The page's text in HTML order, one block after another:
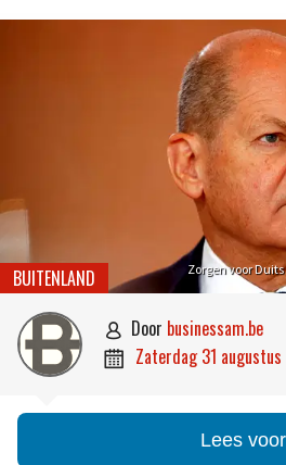
Zorgen voor
BUITENLAND
 door businessam.be
 zaterdag 31
Lees voor